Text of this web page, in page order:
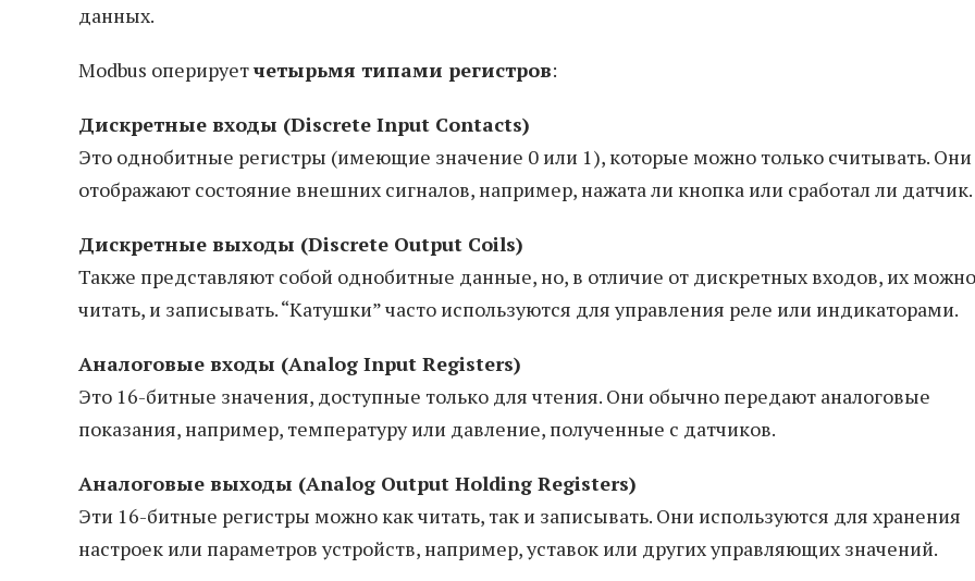
данных.
Modbus оперируетчетырьмя типами регистров:
Дискретные входы (Discrete Input Contacts)
Это однобитные регистры (имеющие значение 0 или 1), которые можно только считывать. Они
отображают состояние внешних сигналов, например, нажата ли кнопка или сработал ли датчик.
Дискретные выходы (Discrete Output Coils)
Также представляют собой однобитные данные, но, в отличие от дискретных входов, их
читать, и записывать. “Катушки” часто используются для управления реле или индикаторами.
Аналоговые входы (Analog Input Registers)
Это 16-битные значения, доступные только для чтения. Они обычно передают аналоговые
показания, например, температуру или давление, полученные с датчиков.
Аналоговые выходы (Analog Output Holding Registers)
Эти 16-битные регистры можно как читать, так и записывать. Они используются для хранения
настроек или параметров устройств, например, уставок или других управляющих значений.